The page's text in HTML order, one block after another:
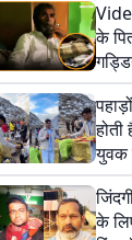
के
से
की
युवक
कान
के